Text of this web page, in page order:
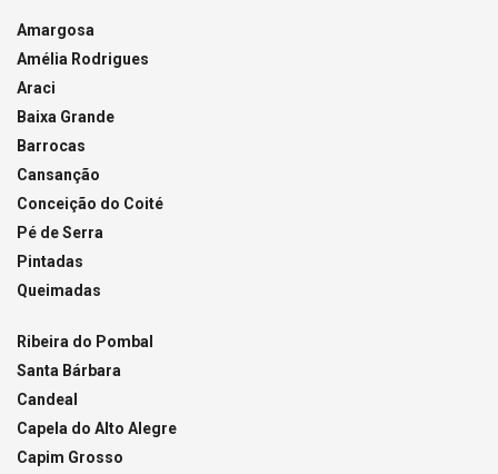
Amargosa
Amélia Rodrigues
Araci
Baixa Grande
Barrocas
Cansanção
Conceição do Coité
Pé de Serra
Pintadas
Queimadas
Ribeira do Pombal
Santa Bárbara
Candeal
Capela do Alto Alegre
Capim Grosso